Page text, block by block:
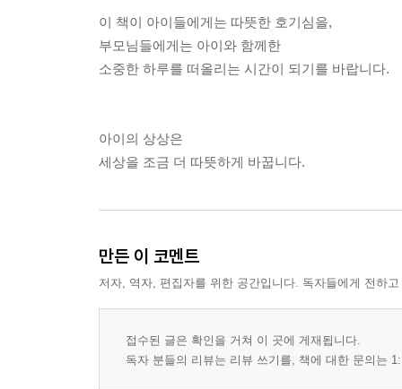
이 책이 아이들에게는 따뜻한 호기심을,
부모님들에게는 아이와 함께한
소중한 하루를 떠올리는 시간이 되기를 바랍니다.
아이의 상상은
세상을 조금 더 따뜻하게 바꿉니다.
만든 이 코멘트
저자, 역자, 편집자를 위한 공간입니다. 독자들에게 전하
접수된 글은 확인을 거쳐 이 곳에 게재됩니다.
독자 분들의 리뷰는 리뷰 쓰기를, 책에 대한 문의는